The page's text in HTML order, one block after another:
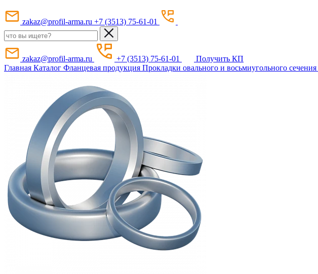
zakaz@profil-arma.ru +7 (3513) 75-61-01
zakaz@profil-arma.ru +7 (3513) 75-61-01
Получить КП
Главная Каталог Фланцевая продукция Прокладки овального и восьмиугольного сечения